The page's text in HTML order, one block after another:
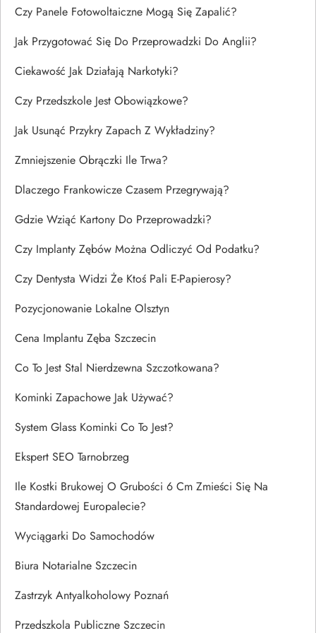
Czy Panele Fotowoltaiczne Mogą Się Zapalić?
Jak Przygotować Się Do Przeprowadzki Do Anglii?
Ciekawość Jak Działają Narkotyki?
Czy Przedszkole Jest Obowiązkowe?
Jak Usunąć Przykry Zapach Z Wykładziny?
Zmniejszenie Obrączki Ile Trwa?
Dlaczego Frankowicze Czasem Przegrywają?
Gdzie Wziąć Kartony Do Przeprowadzki?
Czy Implanty Zębów Można Odliczyć Od Podatku?
Czy Dentysta Widzi Że Ktoś Pali E-Papierosy?
Pozycjonowanie Lokalne Olsztyn
Cena Implantu Zęba Szczecin
Co To Jest Stal Nierdzewna Szczotkowana?
Kominki Zapachowe Jak Używać?
System Glass Kominki Co To Jest?
Ekspert SEO Tarnobrzeg
Ile Kostki Brukowej O Grubości 6 Cm Zmieści Się Na
Standardowej Europalecie?
Wyciągarki Do Samochodów
Biura Notarialne Szczecin
Zastrzyk Antyalkoholowy Poznań
Przedszkola Publiczne Szczecin